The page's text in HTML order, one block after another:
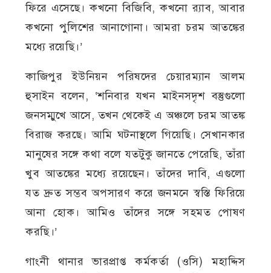
ফিরে এসেছে। কখনো বিজিবি, কখনো র‍্যাব, আবার
কখনো পুলিশের আনাগোনা। আমরা চরম আতঙ্কের
মধ্যে রয়েছি।’
কাজিপুর ইউনিয়ন পরিষদের চেয়ারম্যান আলম
হুসাইন বলেন, ‘শনিবার যখন মাইনসদৃশ বস্তুগুলো
জনসম্মুখে আসে, তখন থেকেই এ অঞ্চলে চরম আতঙ্ক
বিরাজ করছে। আমি ঘটনাস্থলে গিয়েছি। সেখানকার
মানুষের সঙ্গে কথা বলে যতটুকু জানতে পেরেছি, তাঁরা
খুব আতঙ্কের মধ্যে রয়েছেন। তাঁদের দাবি, এগুলো
যত দ্রুত সম্ভব অপসারণ করে জনমনে স্বস্তি ফিরিয়ে
আনা হোক। আমিও তাঁদের সঙ্গে সহমত পোষণ
করছি।’
গাংনী থানার ভারপ্রাপ্ত কর্মকর্তা (ওসি) মহাদ্দিস